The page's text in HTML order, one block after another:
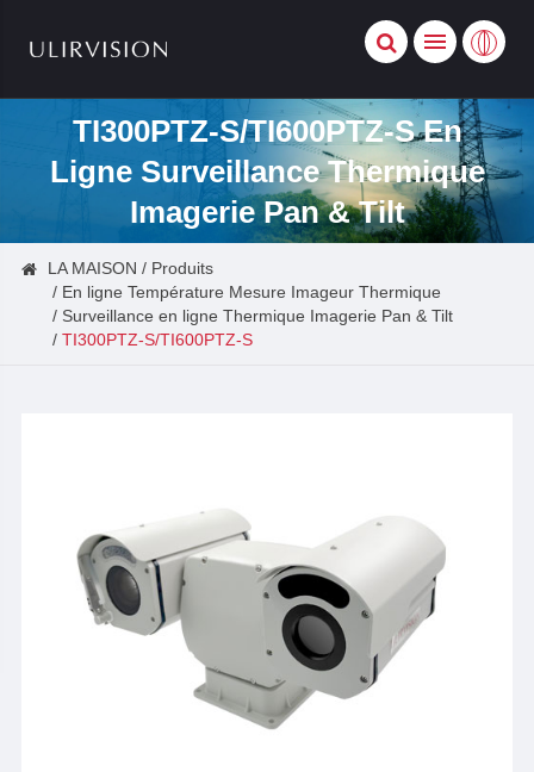
TI300PTZ-S/TI600PTZ-S En
Ligne Surveillance Thermique
Imagerie Pan & Tilt
LA MAISON
Produits
En ligne Température Mesure Imageur Thermique
Surveillance en ligne Thermique Imagerie Pan & Tilt
TI300PTZ-S/TI600PTZ-S